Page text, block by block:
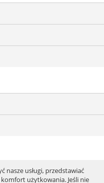
nasze usługi, przedstawiać
użytkowania. Jeśli nie